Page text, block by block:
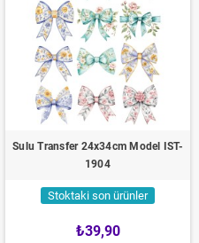
Sulu Transfer 24x34cm Model IST-
1904
Stoktaki son ürünler
₺39,90